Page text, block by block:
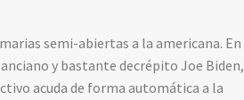
semi-abiertas a la americana. En
y bastante decrépito Joe Biden,
acuda de forma automática a la